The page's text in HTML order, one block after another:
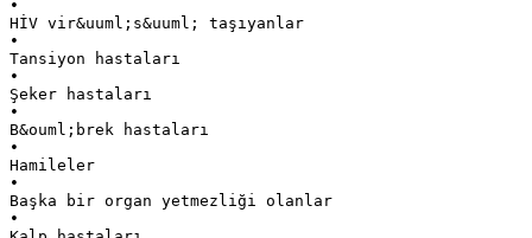
•
HİV vir&uuml;s&uuml; taşıyanlar
•
Tansiyon hastaları
•
Şeker hastaları
•
B&ouml;brek hastaları
•
Hamileler
•
Başka bir organ yetmezliği olanlar
•